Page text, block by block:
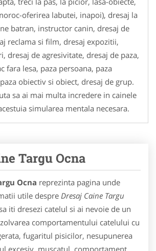
oferirea labutei, inapoi), dresaj la
batran, instructor canin, dresaj de
reclama si film, dresaj expozitii,
dresaj de agresivitate, dresaj de paza,
fara lesa, paza persoana, paza
obiectiv si obiect, dresaj de grup.
sa ai mai multa incredere in cainele
simularea mentala necesara.
Targu Ocna
Ocna reprezinta pagina unde
utile despre Dresaj Caine Targu
iti dresezi catelul si ai nevoie de un
comportamentului catelului cu
fugaritul pisicilor, nesupunerea
excesiv, muscatul, comportament